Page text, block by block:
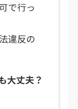
で行っ
違反の
大丈夫？